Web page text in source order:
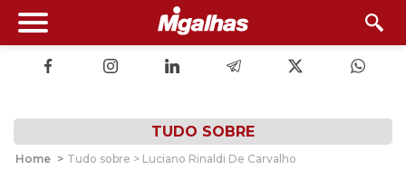
TUDO SOBRE
Home > Tudo sobre > Luciano Rinaldi De Carvalho